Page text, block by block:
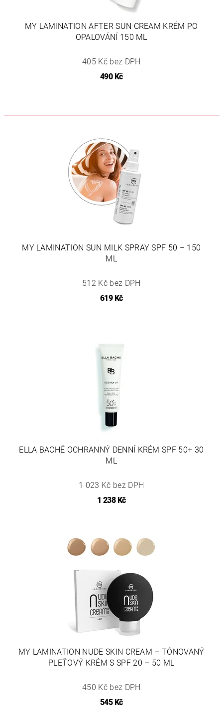
MY LAMINATION AFTER SUN CREAM KRÉM PO
OPALOVÁNÍ 150 ML
405 Kč bez DPH
490 Kč
MY LAMINATION SUN MILK SPRAY SPF 50 – 150
ML
512 Kč bez DPH
619 Kč
ELLA BACHÉ OCHRANNÝ DENNÍ KRÉM SPF 50+ 30
ML
1 023 Kč bez DPH
1 238 Kč
MY LAMINATION NUDE SKIN CREAM – TÓNOVANÝ
PLEŤOVÝ KRÉM S SPF 20 – 50 ML
450 Kč bez DPH
545 Kč